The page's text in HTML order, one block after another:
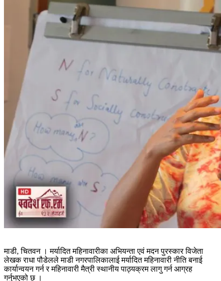
माडी, चितवन । मर्यादित महिनावारीका अभियन्ता एवं मदन पुरस्कार विजेता
लेखक राधा पौडेलले माडी नगरपालिकालाई मर्यादित महिनावारी नीति बनाई
कार्यान्वयन गर्न र महिनावारी मैत्री स्थानीय पाठ्यक्रम लागु गर्न आग्रह
गर्नुभएको छ ।